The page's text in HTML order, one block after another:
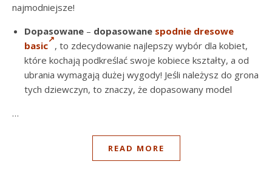
najmodniejsze!
Dopasowane – dopasowane spodnie dresowe
basic , to zdecydowanie najlepszy wybór dla kobiet,
które kochają podkreślać swoje kobiece kształty, a od
ubrania wymagają dużej wygody! Jeśli należysz do grona
tych dziewczyn, to znaczy, że dopasowany model
…
READ MORE